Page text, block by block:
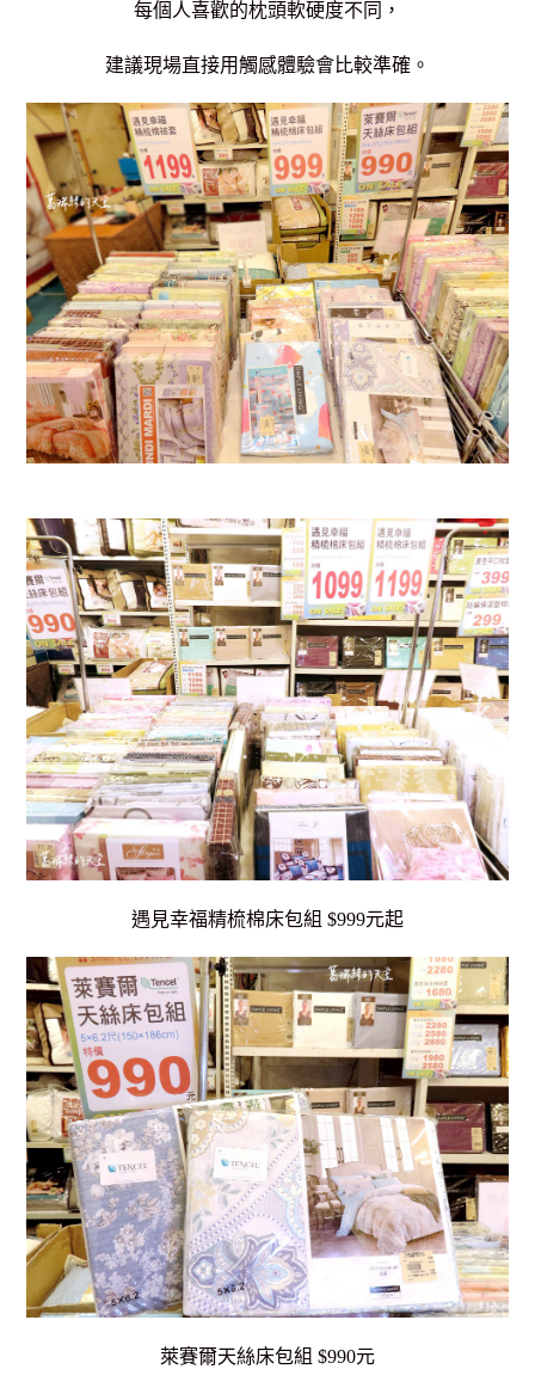
每個人喜歡的枕頭軟硬度不同，
建議現場直接用觸感體驗會比較準確 。
遇見幸福精梳棉床包組 $999元起
萊賽爾天絲床包組 $990元